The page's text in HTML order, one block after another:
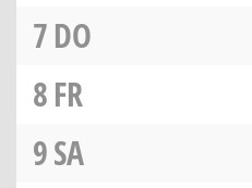
7DO
8FR
9SA